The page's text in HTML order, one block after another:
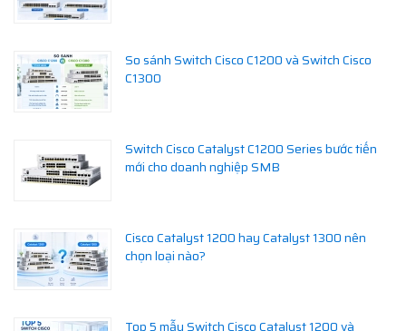
So sánh Switch Cisco C1200 và Switch Cisco
C1300
Switch Cisco Catalyst C1200 Series bước tiến
mới cho doanh nghiệp SMB
Cisco Catalyst 1200 hay Catalyst 1300 nên
chọn loại nào?
Top 5 mẫu Switch Cisco Catalyst 1200 và